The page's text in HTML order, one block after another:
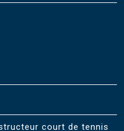
court de tennis